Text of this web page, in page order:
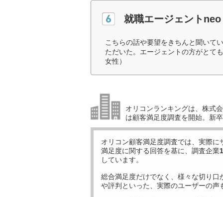
就職エージェントneo
こちらの話や要望をきちんと聞いて
ただいた。エージェントの方がとて
女性）
オリコンランキングは、株式
は顧客満足度調査を開始。新
オリコン顧客満足度調査では、実際に
満足度に関する回答を基に、調査企業
しています。
総合満足度だけでなく、様々な切り口
や評判といった、実際のユーザーの声